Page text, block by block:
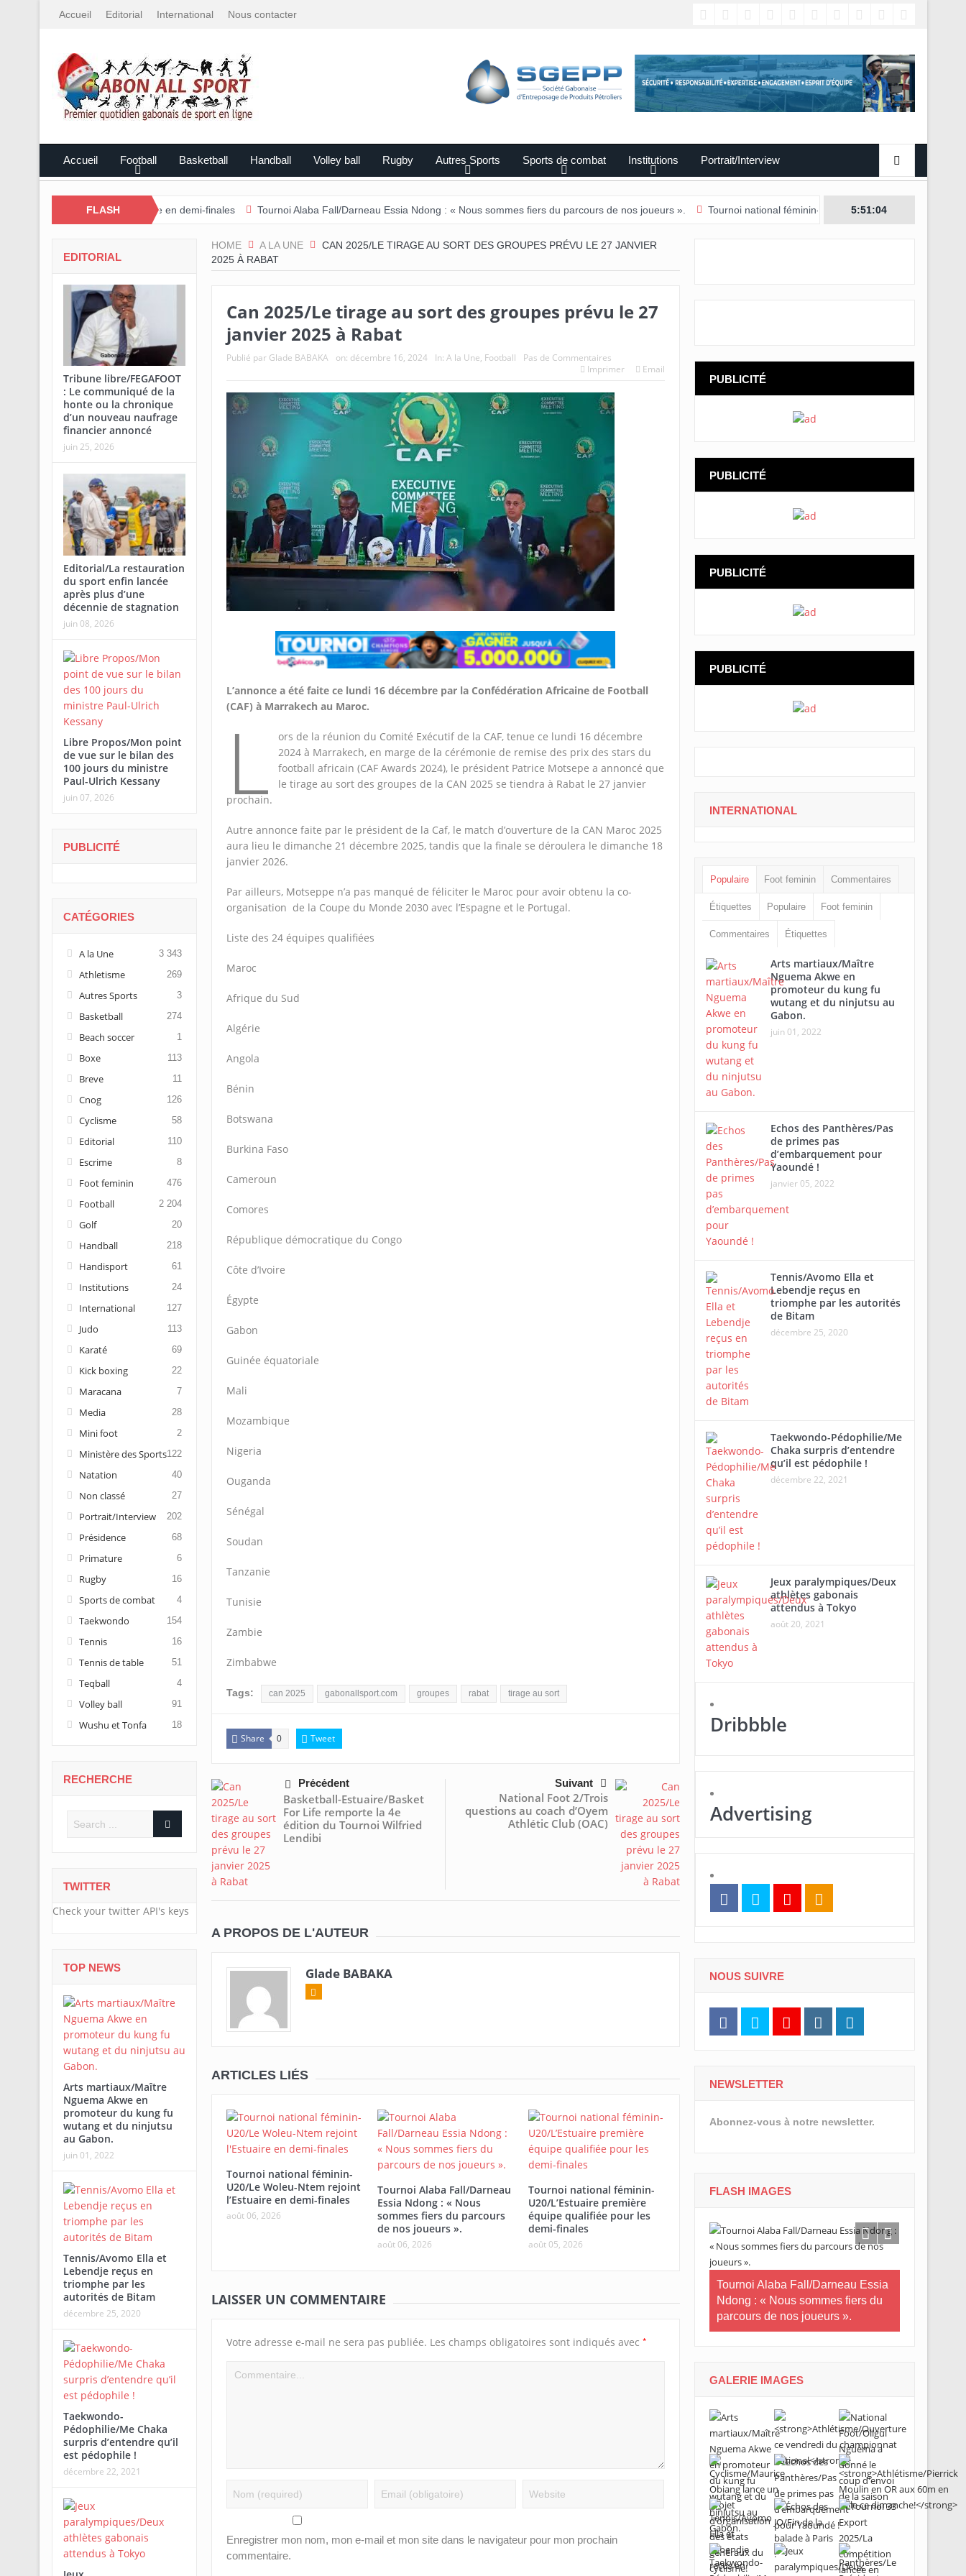
Accueil Editorial International Nous contacter
Accueil Football Basketball Handball Volley ball Rugby Autres Sports Sports de combat Institutions Portrait/Interview
FLASH
Ntem rejoint l’Estuaire en demi-finales Tournoi Alaba Fall/Darneau Essia Ndong : « Nous sommes fiers du parcours de nos joueurs ». Tournoi national féminin-U20/L’Estuaire première équipe qualifiée
5:51:05
HOME A LA UNE
CAN 2025/LE TIRAGE AU SORT DES GROUPES PRÉVU LE 27 JANVIER
2025 À RABAT
Can 2025/Le tirage au sort des groupes prévu le 27
janvier 2025 à Rabat
Publié par Glade BABAKA on: décembre 16, 2024 In: A la Une, Football
Pas de Commentaires
Imprimer
Email
L’annonce a été faite ce lundi 16 décembre par la Confédération Africaine de Football
(CAF) à Marrakech au Maroc.
L
ors de la réunion du Comité Exécutif de la CAF, tenue ce lundi 16 décembre
2024 à Marrakech, en marge de la cérémonie de remise des prix des stars du
football africain (CAF Awards 2024), le président Patrice Motsepe a annoncé que
le tirage au sort des groupes de la CAN 2025 se tiendra à Rabat le 27 janvier
prochain.
Autre annonce faite par le président de la Caf, le match d’ouverture de la CAN Maroc 2025
aura lieu le dimanche 21 décembre 2025, tandis que la finale se déroulera le dimanche 18
janvier 2026.
Par ailleurs, Motseppe n’a pas manqué de féliciter le Maroc pour avoir obtenu la co-
organisation de la Coupe du Monde 2030 avec l’Espagne et le Portugal.
Liste des 24 équipes qualifiées
Maroc
Afrique du Sud
Algérie
Angola
Bénin
Botswana
Burkina Faso
Cameroun
Comores
République démocratique du Congo
Côte d’Ivoire
Égypte
Gabon
Guinée équatoriale
Mali
Mozambique
Nigeria
Ouganda
Sénégal
Soudan
Tanzanie
Tunisie
Zambie
Zimbabwe
Tags: can 2025 gabonallsport.com groupes rabat tirage au sort
Share 0 Tweet
Précédent
Basketball-Estuaire/Basket
For Life remporte la 4e
édition du Tournoi Wilfried
Lendibi
Suivant
National Foot 2/Trois
questions au coach d’Oyem
Athlétic Club (OAC)
A PROPOS DE L'AUTEUR
Glade BABAKA
ARTICLES LIÉS
Tournoi national féminin-
U20/Le Woleu-Ntem rejoint
l’Estuaire en demi-finales
août 06, 2026
Tournoi Alaba Fall/Darneau
Essia Ndong : « Nous
sommes fiers du parcours
de nos joueurs ».
août 06, 2026
Tournoi national féminin-
U20/L’Estuaire première
équipe qualifiée pour les
demi-finales
août 05, 2026
LAISSER UN COMMENTAIRE
Votre adresse e-mail ne sera pas publiée. Les champs obligatoires sont indiqués avec *
Enregistrer mon nom, mon e-mail et mon site dans le navigateur pour mon prochain
commentaire.
EDITORIAL
Tribune libre/FEGAFOOT
: Le communiqué de la
honte ou la chronique
d’un nouveau naufrage
financier annoncé
juin 25, 2026
Editorial/La restauration
du sport enfin lancée
après plus d’une
décennie de stagnation
juin 08, 2026
Libre Propos/Mon point
de vue sur le bilan des
100 jours du ministre
Paul-Ulrich Kessany
juin 07, 2026
PUBLICITÉ
CATÉGORIES
A la Une 3 343
Athletisme 269
Autres Sports 3
Basketball 274
Beach soccer 1
Boxe 113
Breve 11
Cnog 126
Cyclisme 58
Editorial 110
Escrime 8
Foot feminin 476
Football 2 204
Golf 20
Handball 218
Handisport 61
Institutions 24
International 127
Judo 113
Karaté 69
Kick boxing 22
Maracana 7
Media 28
Mini foot 2
Ministère des Sports122
Natation 40
Non classé 27
Portrait/Interview 202
Présidence 68
Primature 6
Rugby 16
Sports de combat 4
Taekwondo 154
Tennis 16
Tennis de table 51
Teqball 4
Volley ball 91
Wushu et Tonfa 18
RECHERCHE
TWITTER
Check your twitter API's keys
TOP NEWS
Arts martiaux/Maître
Nguema Akwe en
promoteur du kung fu
wutang et du ninjutsu
au Gabon.
juin 01, 2022
Tennis/Avomo Ella et
Lebendje reçus en
triomphe par les
autorités de Bitam
décembre 25, 2020
Taekwondo-
Pédophilie/Me Chaka
surpris d’entendre qu’il
est pédophile !
décembre 22, 2021
PUBLICITÉ
PUBLICITÉ
PUBLICITÉ
PUBLICITÉ
INTERNATIONAL
Populaire Foot feminin Commentaires
Étiquettes Populaire Foot feminin
Commentaires Étiquettes
Arts martiaux/Maître
Nguema Akwe en
promoteur du kung fu
wutang et du ninjutsu au
Gabon.
juin 01, 2022
Echos des Panthères/Pas
de primes pas
d’embarquement pour
Yaoundé !
janvier 05, 2022
Tennis/Avomo Ella et
Lebendje reçus en
triomphe par les autorités
de Bitam
décembre 25, 2020
Taekwondo-Pédophilie/Me
Chaka surpris d’entendre
qu’il est pédophile !
décembre 22, 2021
Jeux paralympiques/Deux
athlètes gabonais
attendus à Tokyo
août 20, 2021
Dribbble
Advertising
NOUS SUIVRE
NEWSLETTER
Abonnez-vous à notre newsletter.
FLASH IMAGES
Madagascar
demi-finales
Tournoi Alaba Fall/Darneau Essia
Ndong : « Nous sommes fiers du
parcours de nos joueurs ».
GALERIE IMAGES